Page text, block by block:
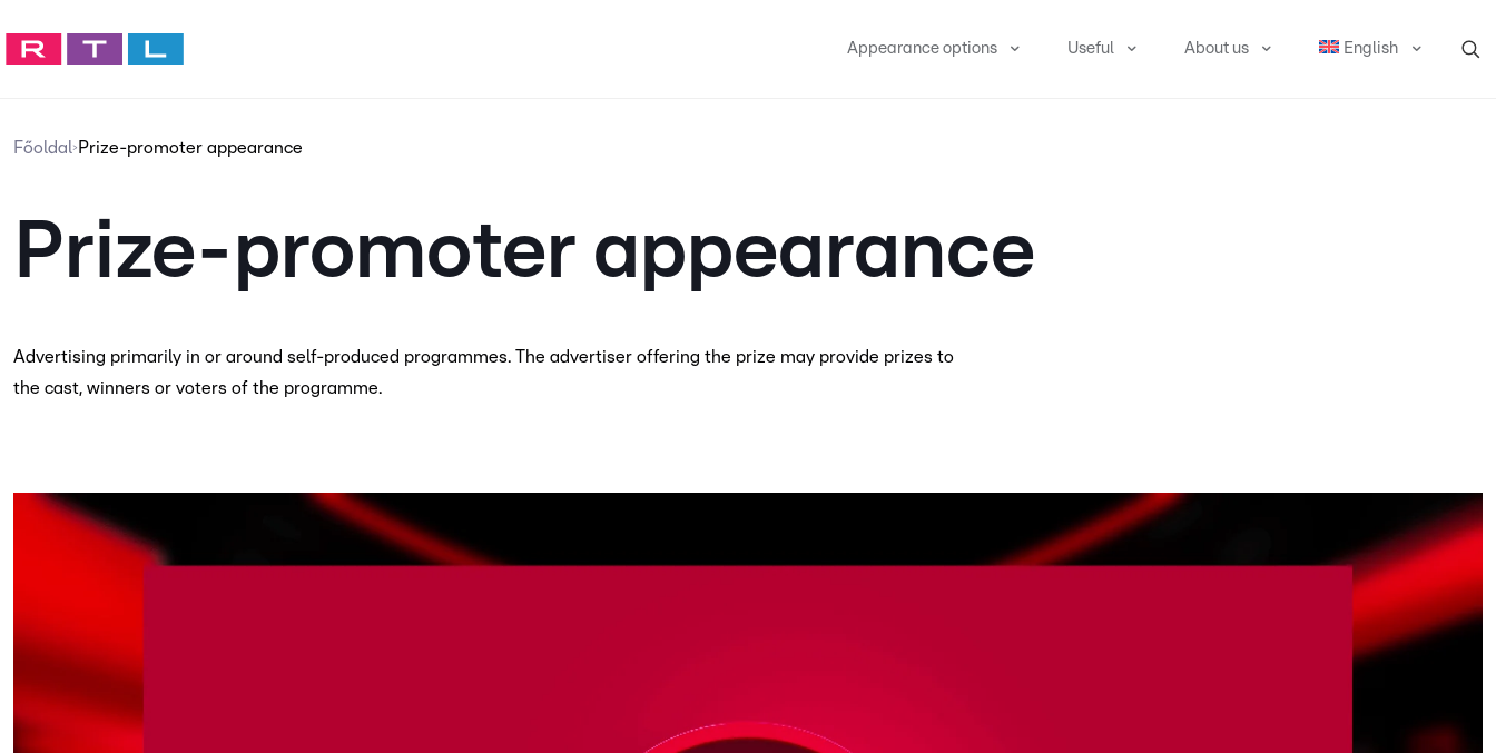
Appearance options Useful About us English
Főoldal> Prize-promoter appearance
Prize-promoter appearance
Advertising primarily in or around self-produced programmes. The advertiser offering the prize may provide prizes to
the cast, winners or voters of the programme.